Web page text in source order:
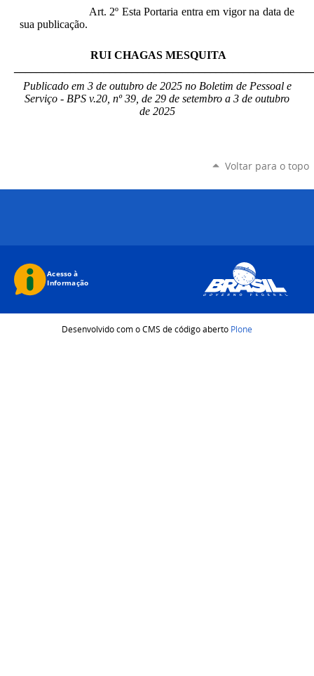
Art. 2º Esta Portaria entra em vigor na data de
sua publicação.
RUI CHAGAS MESQUITA
Publicado em 3 de outubro de 2025 no Boletim de Pessoal e
Serviço - BPS v.20, nº 39, de 29 de setembro a 3 de outubro
de 2025
Voltar para o topo
Desenvolvido com o CMS de código aberto Plone